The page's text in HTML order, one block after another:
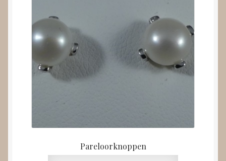
Pareloorknoppen